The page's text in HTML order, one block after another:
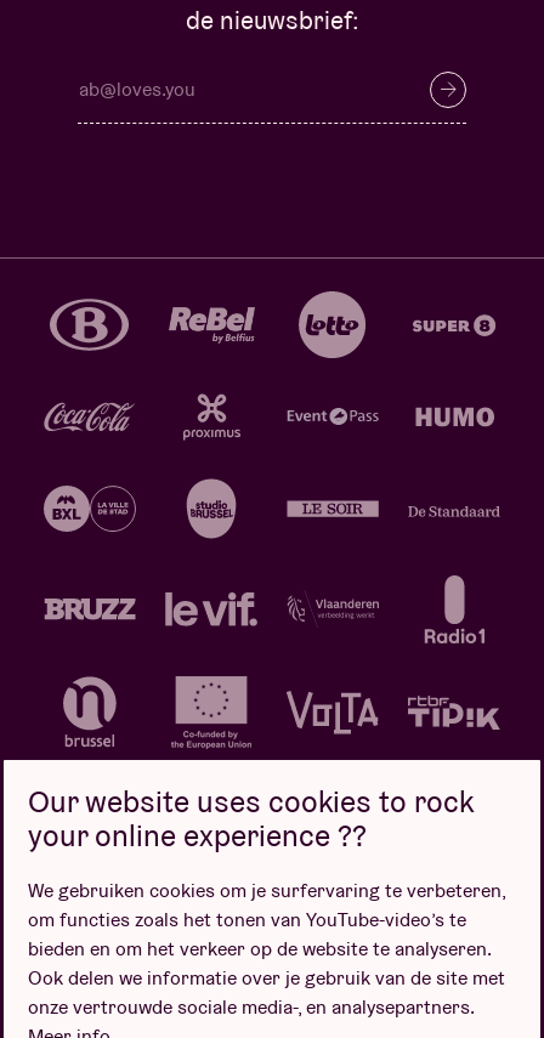
de nieuwsbrief:
Privacybeleid Cookiebeleid
Verkoopsvoorwaarden
Design door
Our website uses cookies to rock
your online experience ??
We gebruiken cookies om je surfervaring te verbeteren,
om functies zoals het tonen van YouTube-video’s te
bieden en om het verkeer op de website te analyseren.
Ook delen we informatie over je gebruik van de site met
onze vertrouwde sociale media-, en analysepartners.